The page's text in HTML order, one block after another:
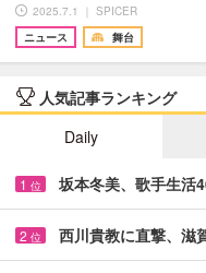
2025.7.1 ｜ SPICER
ニュース
舞台
人気記事ランキング
Daily
1 位 坂本冬美、歌手生活
2 位 西川貴教に直撃、滋